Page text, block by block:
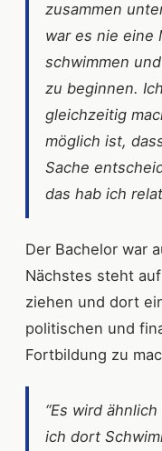
zusammen
war es nie eine
schwimmen
zu beginnen.
gleichzeitig
möglich ist,
Sache
das hab ich
Der Bachelor war
Nächstes steht auf
ziehen und dort
politischen und
Fortbildung zu
“Es wird
ich dort